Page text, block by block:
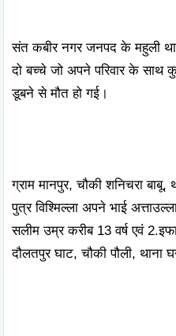
संत कबीर नगर जनपद के महुली
दो बच्चे जो अपने परिवार के
डूबने से मौत हो गई।
ग्राम मानपुर, चौकी शनिचरा बाबू,
पुत्र विश्मिल्ला अपने भाई
सलीम उम्र करीब 13 वर्ष एवं
दौलतपुर घाट, चौकी पौली,